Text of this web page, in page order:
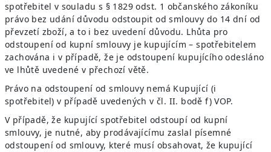
spotřebitel v souladu s § 1829 odst. 1 občanského zákoníku
právo bez udání důvodu odstoupit od smlouvy do 14 dní od
převzetí zboží, a to i bez uvedení důvodu. Lhůta pro
odstoupení od kupní smlouvy je kupujícím – spotřebitelem
zachována i v případě, že je odstoupení kupujícího odesláno
ve lhůtě uvedené v přechozí větě.
Právo na odstoupení od smlouvy nemá Kupující (i
spotřebitel) v případě uvedených v čl. II. bodě f) VOP.
V případě, že kupující spotřebitel odstoupí od kupní
smlouvy, je nutné, aby prodávajícímu zaslal písemné
odstoupení od smlouvy, které musí obsahovat, že kupující